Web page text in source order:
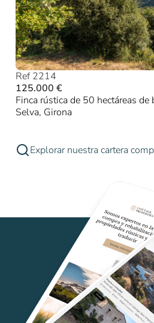
Ref 2214
125.000 €
Finca rústica de 50 hectáreas
Selva, Girona
Explorar nuestra cartera